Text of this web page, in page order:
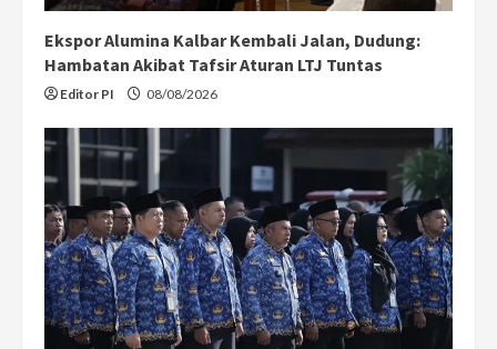
Ekspor Alumina Kalbar Kembali Jalan, Dudung:
Hambatan Akibat Tafsir Aturan LTJ Tuntas
Editor PI 08/08/2026